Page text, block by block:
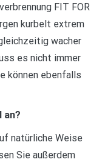
FIT FOR
kurbelt extrem
wacher
es nicht immer
können ebenfalls
an?
natürliche Weise
Sie außerdem